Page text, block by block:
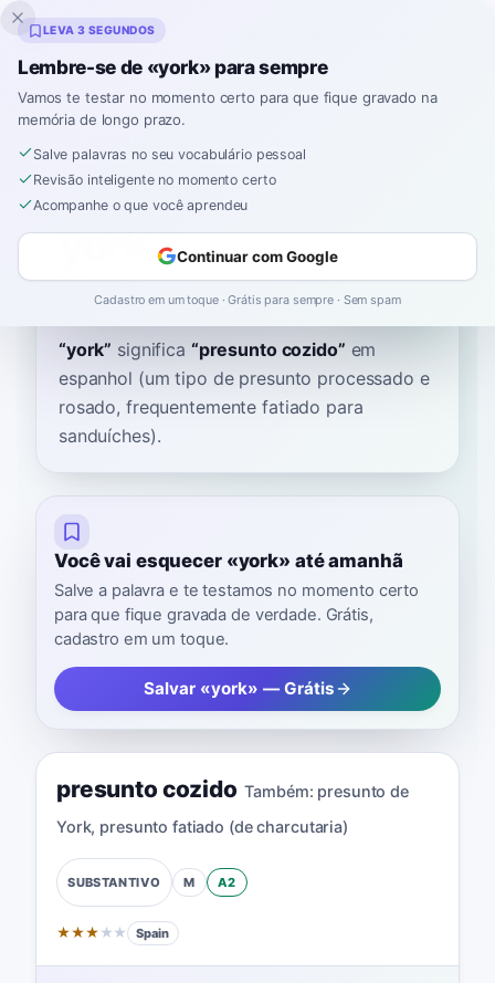
Inklingo
Início›Espanhol›Dicionário›york
york
york ʝoɾk
“york” significa “presunto cozido” em
espanhol (um tipo de presunto processado e
rosado, frequentemente fatiado para
sanduíches).
Você vai esquecer «york» até amanhã
Salve a palavra e te testamos no momento certo
para que fique gravada de verdade. Grátis,
cadastro em um toque.
Salvar «york» — Grátis
presunto cozido Também: presunto de
York, presunto fatiado (de charcutaria)
SUBSTANTIVO M A2
★★★ ★ ★ Spain
LEVA 3 SEGUNDOS
Lembre-se de «york» para sempre
Vamos te testar no momento certo para que fique gravado na
memória de longo prazo.
Salve palavras no seu vocabulário pessoal
Revisão inteligente no momento certo
Acompanhe o que você aprendeu
Continuar com Google
Cadastro em um toque · Grátis para sempre · Sem spam